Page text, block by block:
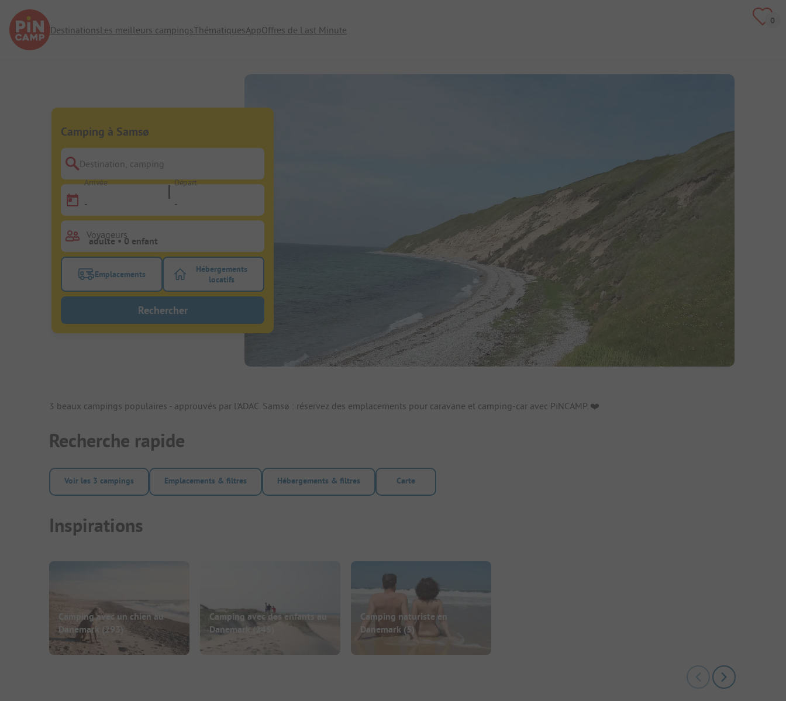
DestinationsLes meilleurs campingsThématiquesAppOffres de Last Minute
Camping à Samsø
Destination, camping
Arrivée
-
Départ
-
Voyageurs
Activez le bouton de filtre emplacements pour rechercher emplacements
Emplacements Activez le bouton de filtre hebergements-locatifs pour rechercher hebergements-locatifs
Hébergements
locatifs
Rechercher
3 beaux campings populaires - approuvés par l'ADAC. Samsø : réservez des emplacements pour caravane et camping-car avec PiNCAMP. ❤️️
Recherche rapide
Voir les 3 campings Emplacements & filtres Hébergements & filtres Carte
Inspirations
Camping avec un chien au
Danemark (293)
Camping avec des enfants au
Danemark(245)
Camping naturiste en
Danemark (5)